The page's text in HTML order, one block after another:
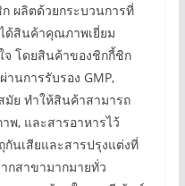
ผลิตด้วยกระบวนการที่
ด้สินค้าคุณภาพเยี่ยม
จ โดยสินค้าของชิกกี้ชิก
นการรับรอง GMP,
มัย ทำให้สินค้าสามารถ
พ, และสารอาหารไว้
นเสียและสารปรุงแต่งที่
กสาขามากมายทั่ว